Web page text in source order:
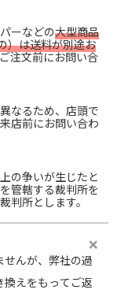
ーなどの大型商品
）は送料が別途お
注文前にお問い合
なるため、店頭で
店前にお問い合わ
の争いが生じたと
管轄する裁判所を
判所とします。
んが、弊社の過
えをもってご返